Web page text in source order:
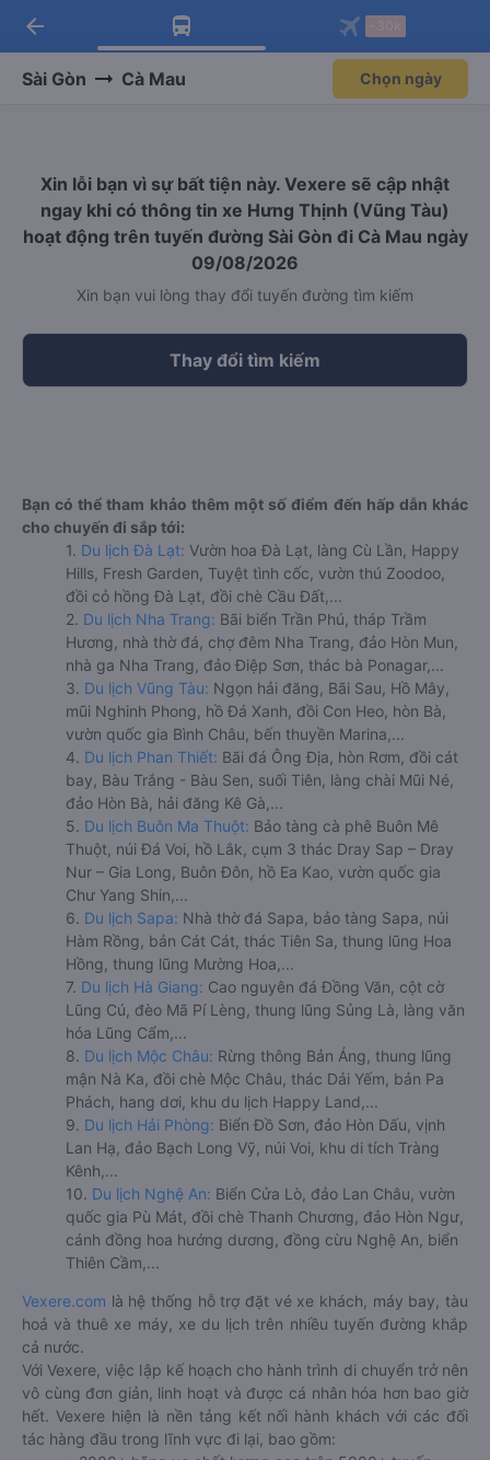
Tải app Vexere ngay!
Nhận ưu đãi thành viên độc
Mở app
Tải app Vexere
-30k/ghế khi đặt vé máy bay qua
Mở app
arrow_back
Sài Gòn Cà Mau Chọn ngày
Xin lỗi bạn vì sự bất tiện này. Vexere sẽ cập nhật
ngay khi có thông tin xe Hưng Thịnh (Vũng Tàu)
hoạt động trên tuyến đường Sài Gòn đi Cà Mau ngày
09/08/2026
Xin bạn vui lòng thay đổi tuyến đường tìm kiếm
Thay đổi tìm kiếm
Bạn có thể tham khảo thêm một số điểm đến hấp dẫn khác
cho chuyến đi sắp tới:
1. Du lịch Đà Lạt: Vườn hoa Đà Lạt, làng Cù Lần, Happy
Hills, Fresh Garden, Tuyệt tình cốc, vườn thú Zoodoo,
đồi cỏ hồng Đà Lạt, đồi chè Cầu Đất,...
2. Du lịch Nha Trang: Bãi biển Trần Phú, tháp Trầm
Hương, nhà thờ đá, chợ đêm Nha Trang, đảo Hòn Mun,
nhà ga Nha Trang, đảo Điệp Sơn, thác bà Ponagar,...
3. Du lịch Vũng Tàu: Ngọn hải đăng, Bãi Sau, Hồ Mây,
mũi Nghinh Phong, hồ Đá Xanh, đồi Con Heo, hòn Bà,
vườn quốc gia Bình Châu, bến thuyền Marina,...
4. Du lịch Phan Thiết: Bãi đá Ông Địa, hòn Rơm, đồi cát
bay, Bàu Trắng - Bàu Sen, suối Tiên, làng chài Mũi Né,
đảo Hòn Bà, hải đăng Kê Gà,...
5. Du lịch Buôn Ma Thuột: Bảo tàng cà phê Buôn Mê
Thuột, núi Đá Voi, hồ Lắk, cụm 3 thác Dray Sap – Dray
Nur – Gia Long, Buôn Đôn, hồ Ea Kao, vườn quốc gia
Chư Yang Shin,...
6. Du lịch Sapa: Nhà thờ đá Sapa, bảo tàng Sapa, núi
Hàm Rồng, bản Cát Cát, thác Tiên Sa, thung lũng Hoa
Hồng, thung lũng Mường Hoa,...
7. Du lịch Hà Giang: Cao nguyên đá Đồng Văn, cột cờ
Lũng Cú, đèo Mã Pí Lèng, thung lũng Sủng Là, làng văn
hóa Lũng Cẩm,...
8. Du lịch Mộc Châu: Rừng thông Bản Áng, thung lũng
mận Nà Ka, đồi chè Mộc Châu, thác Dải Yếm, bản Pa
Phách, hang dơi, khu du lịch Happy Land,...
9. Du lịch Hải Phòng: Biển Đồ Sơn, đảo Hòn Dấu, vịnh
Lan Hạ, đảo Bạch Long Vỹ, núi Voi, khu di tích Tràng
Kênh,...
10. Du lịch Nghệ An: Biển Cửa Lò, đảo Lan Châu, vườn
quốc gia Pù Mát, đồi chè Thanh Chương, đảo Hòn Ngư,
cánh đồng hoa hướng dương, đồng cừu Nghệ An, biển
Thiên Cầm,...
Vexere.com là hệ thống hỗ trợ đặt vé xe khách, máy bay, tàu
hoả và thuê xe máy, xe du lịch trên nhiều tuyến đường khắp
cả nước.
Với Vexere, việc lập kế hoạch cho hành trình di chuyển trở nên
vô cùng đơn giản, linh hoạt và được cá nhân hóa hơn bao giờ
hết. Vexere hiện là nền tảng kết nối hành khách với các đối
tác hàng đầu trong lĩnh vực đi lại, bao gồm: